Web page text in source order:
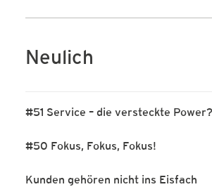
Neulich
#51 Service – die versteckte Power?
#50 Fokus, Fokus, Fokus!
Kunden gehören nicht ins Eisfach